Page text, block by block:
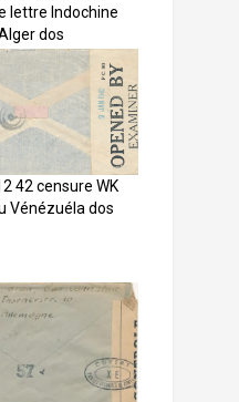
lettre Indochine
dos
42 censure WK
Vénézuéla dos